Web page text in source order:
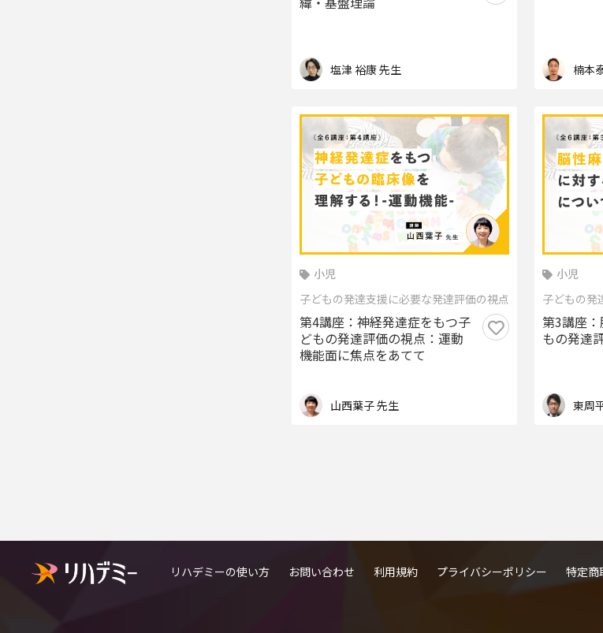
塩津 裕康 先生 楠本
小児
子どもの発達支援に必要な発達評価の視点
第4講座：神経発達症をもつ子
どもの発達評価の視点：運動
機能面に焦点をあてて
山西葉子 先生
小児
子どもの発
第3講座
もの発達
東周
リハデミーの使い方 お問い合わせ 利用規約 プライバシーポリシー 特定商